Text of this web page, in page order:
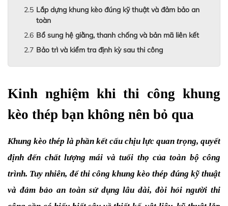
Lắp dựng khung kèo đúng kỹ thuật và đảm bảo an
toàn
Bổ sung hệ giằng, thanh chống và bản mã liên kết
Bảo trì và kiểm tra định kỳ sau thi công
Kinh nghiệm khi thi công khung
kèo thép bạn không nên bỏ qua
Khung kèo thép là phần kết cấu chịu lực quan trọng, quyết
định đến chất lượng mái và tuổi thọ của toàn bộ công
trình. Tuy nhiên, để thi công khung kèo thép đúng kỹ thuật
và đảm bảo an toàn sử dụng lâu dài, đòi hỏi người thi